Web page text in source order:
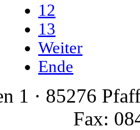
12
13
Weiter
Ende
1 · 85276
Fax: